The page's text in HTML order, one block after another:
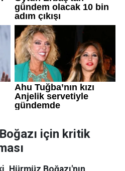
için kritik
Hürmüz Boğazı'nın